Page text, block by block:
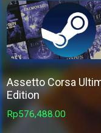
Assetto Corsa
Edition
Rp576,488.00